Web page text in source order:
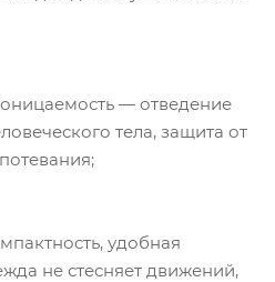
— отведение
тела, защита от
удобная
не стесняет движений,